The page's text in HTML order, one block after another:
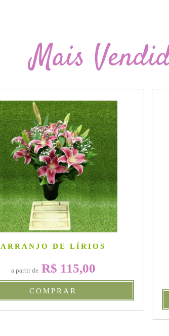
Mais
ARRANJO DE LÍRIOS
a partir deR$ 115,00
COMPRAR